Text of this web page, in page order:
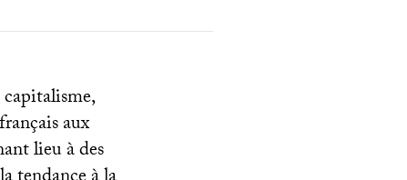
capitalisme,
aux
lieu à des